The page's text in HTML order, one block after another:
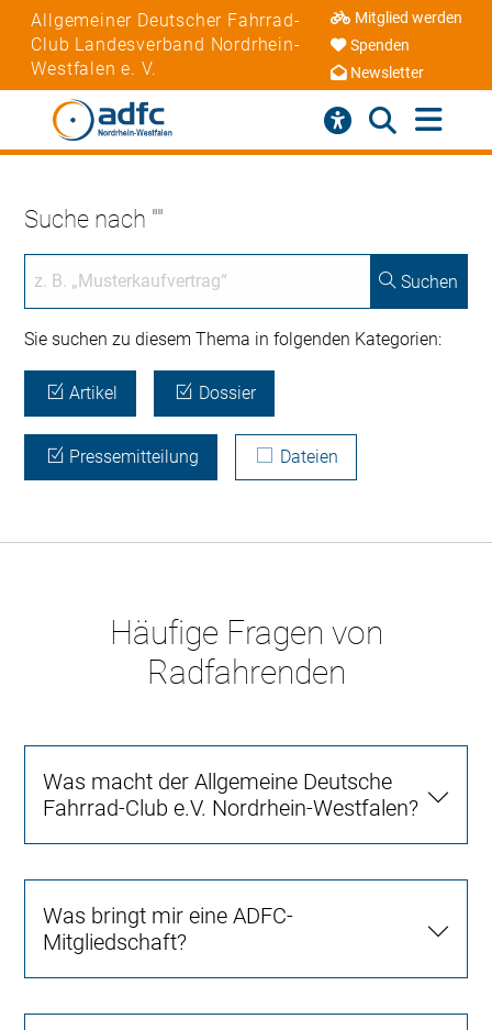
Allgemeiner Deutscher Fahrrad-
Club Landesverband Nordrhein-
Westfalen e. V.
Mitglied werden
Spenden
Newsletter
Suche nach ""
Suchen
Sie suchen zu diesem Thema in folgenden Kategorien:
Artikel Dossier
Pressemitteilung Dateien
Häufige Fragen von
Radfahrenden
Was macht der Allgemeine Deutsche
Fahrrad-Club e.V. Nordrhein-Westfalen?
Was bringt mir eine ADFC-
Mitgliedschaft?